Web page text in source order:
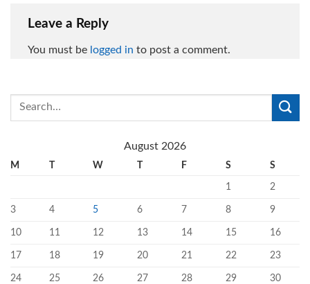
Leave a Reply
You must be logged in to post a comment.
August 2026
M T W T F S S
1 2
3 4 5 6 7 8 9
10 11 12 13 14 15 16
17 18 19 20 21 22 23
24 25 26 27 28 29 30